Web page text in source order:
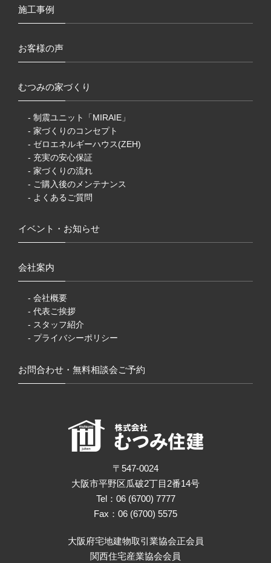
施工事例
お客様の声
むつみの家づくり
- 制震ユニット「MIRAIE」
- 家づくりのコンセプト
- ゼロエネルギーハウス(ZEH)
- 充実の安心保証
- 家づくりの流れ
- ご購入後のメンテナンス
- よくあるご質問
イベント・お知らせ
会社案内
- 会社概要
- 代表ご挨拶
- スタッフ紹介
- プライバシーポリシー
お問合わせ・無料相談会ご予約
〒547-0024
大阪市平野区瓜破2丁目2番14号
Tel：06 (6700) 7777
Fax：06 (6700) 5575
大阪府宅地建物取引業協会正会員
関西住宅産業協会会員